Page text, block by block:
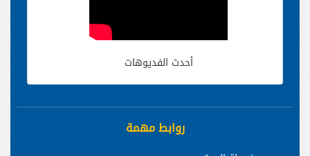
أحدث الفديوهات
روابط مهمة